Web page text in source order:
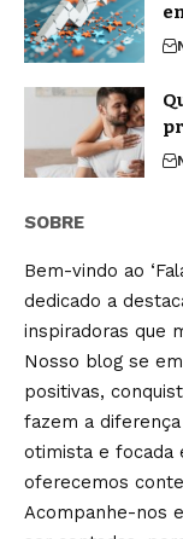
SOBRE
Bem-vindo ao
dedicado a
inspiradoras que
Nosso blog se
positivas,
fazem a
otimista e focada
oferecemos
Acompanhe-nos